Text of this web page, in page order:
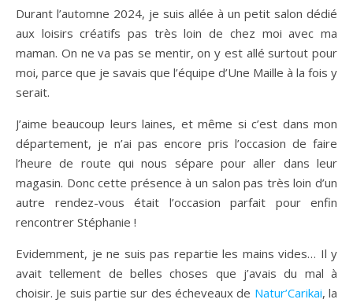
Durant l’automne 2024, je suis allée à un petit salon dédié
aux loisirs créatifs pas très loin de chez moi avec ma
maman. On ne va pas se mentir, on y est allé surtout pour
moi, parce que je savais que l’équipe d’Une Maille à la fois y
serait.
J’aime beaucoup leurs laines, et même si c’est dans mon
département, je n’ai pas encore pris l’occasion de faire
l’heure de route qui nous sépare pour aller dans leur
magasin. Donc cette présence à un salon pas très loin d’un
autre rendez-vous était l’occasion parfait pour enfin
rencontrer Stéphanie !
Evidemment, je ne suis pas repartie les mains vides… Il y
avait tellement de belles choses que j’avais du mal à
choisir. Je suis partie sur des écheveaux de Natur’Carikai, la